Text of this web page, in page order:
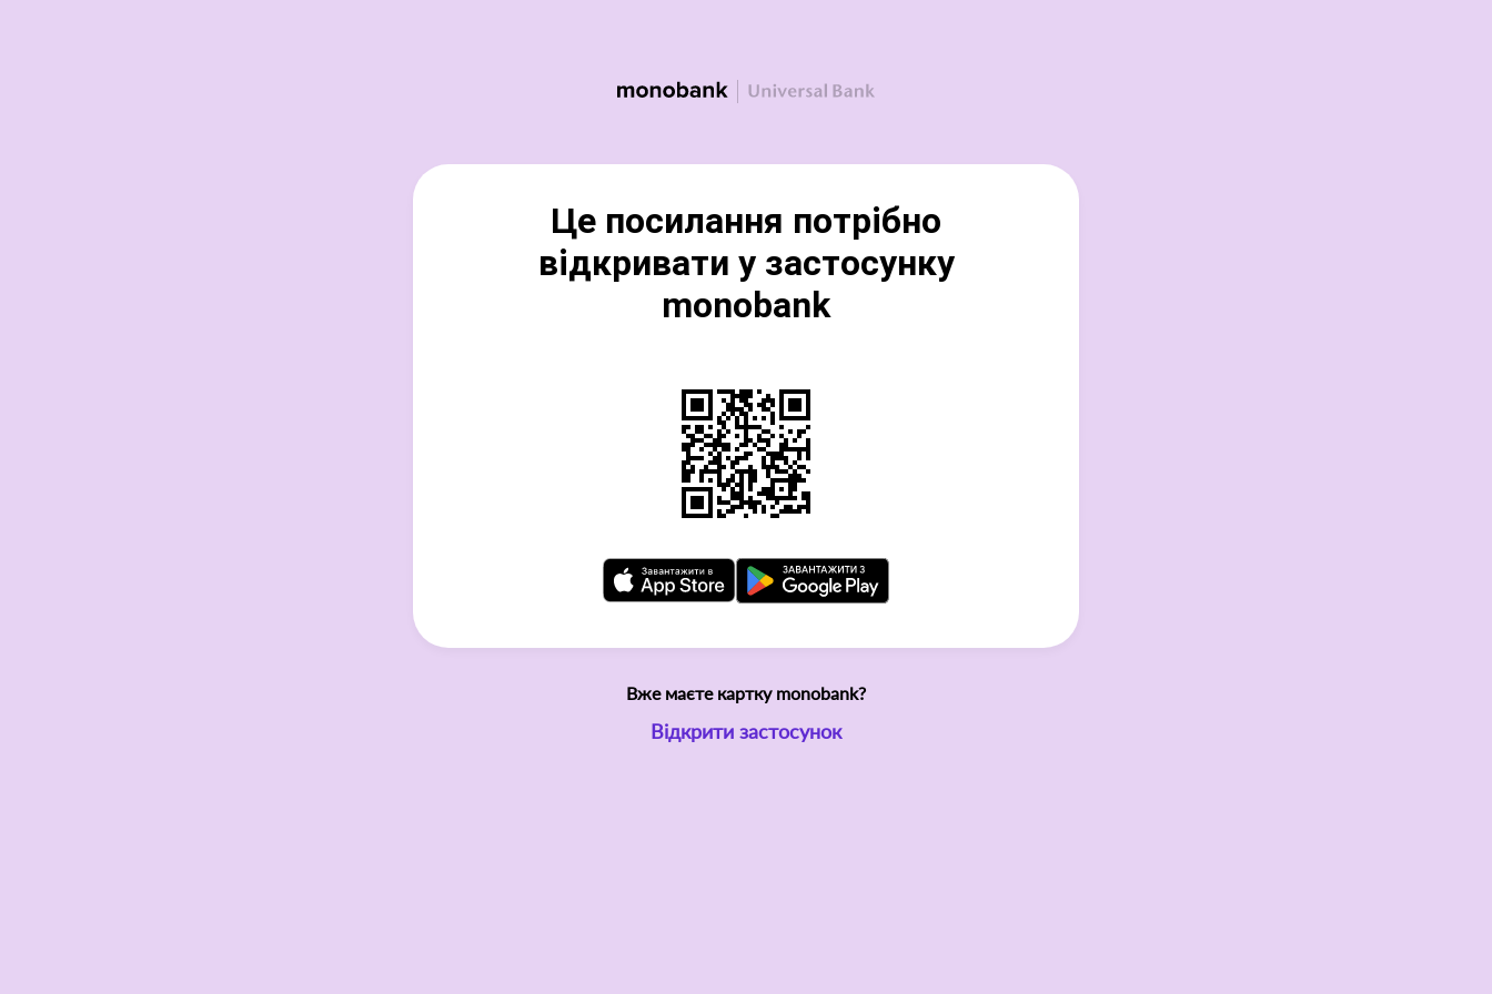
Це посилання потрібно
відкривати у застосунку
monobank
Вже маєте картку monobank?
Відкрити застосунок